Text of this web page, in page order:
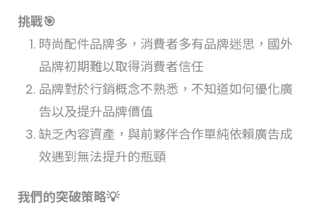
挑戰🎯
時尚配件品牌多，消費者多有品牌迷思，國外
品牌初期難以取得消費者信任
品牌對於行銷概念不熟悉，不知道如何優化廣
告以及提升品牌價值
缺乏內容資產，與前夥伴合作單純依賴廣告成
效遇到無法提升的瓶頸
我們的突破策略💡